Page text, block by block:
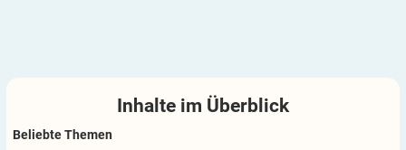
Inhalte im Überblick
Beliebte Themen